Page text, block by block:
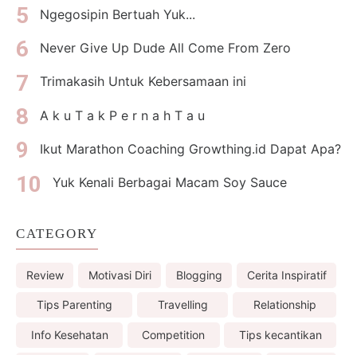
Ngegosipin Bertuah Yuk...
Never Give Up Dude All Come From Zero
Trimakasih Untuk Kebersamaan ini
A k u T a k P e r n a h T a u
Ikut Marathon Coaching Growthing.id Dapat Apa?
Yuk Kenali Berbagai Macam Soy Sauce
CATEGORY
Review Motivasi Diri Blogging Cerita Inspiratif
Tips Parenting Travelling Relationship
Info Kesehatan Competition Tips kecantikan